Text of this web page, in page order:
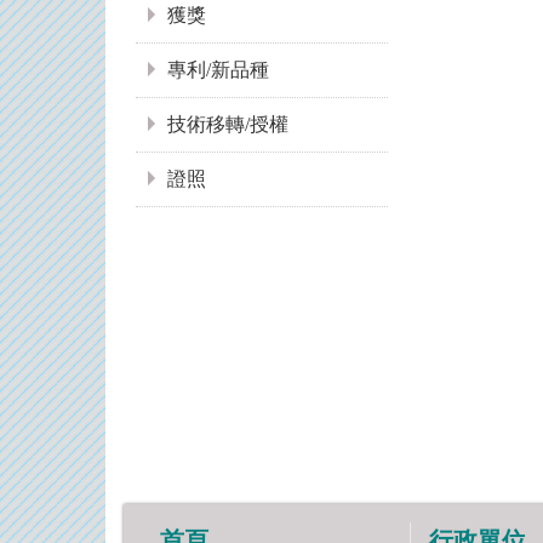
獲獎
專利/新品種
技術移轉/授權
證照